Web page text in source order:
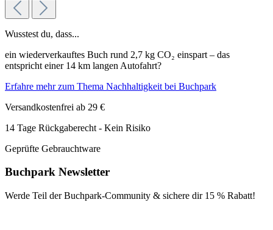
Wusstest du, dass...
ein wiederverkauftes Buch rund 2,7 kg CO₂ einspart – das
entspricht einer 14 km langen Autofahrt?
Erfahre mehr zum Thema Nachhaltigkeit bei Buchpark
Versandkostenfrei ab 29 €
14 Tage Rückgaberecht - Kein Risiko
Geprüfte Gebrauchtware
Buchpark Newsletter
Werde Teil der Buchpark-Community & sichere dir 15 % Rabatt!